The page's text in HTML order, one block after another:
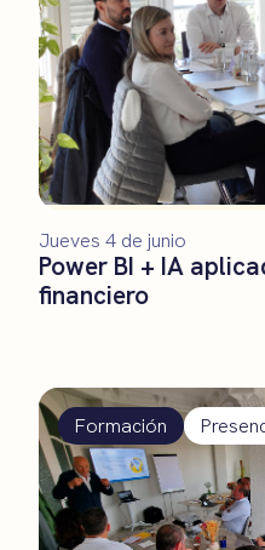
Power BI + IA
financiero
Jueves 4 de junio
Formación